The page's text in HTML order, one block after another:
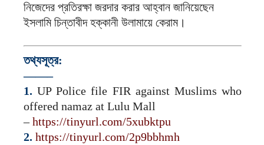
নিজেদের প্রতিরক্ষা জরদার করার আহ্বান জানিয়েছেন
ইসলামি চিন্তাবীদ হক্কানী উলামায়ে কেরাম।
তথ্যসূত্র:
——–
1. UP Police file FIR against Muslims who
offered namaz at Lulu Mall
–https://tinyurl.com/5xubktpu
2. https://tinyurl.com/2p9bbhmh